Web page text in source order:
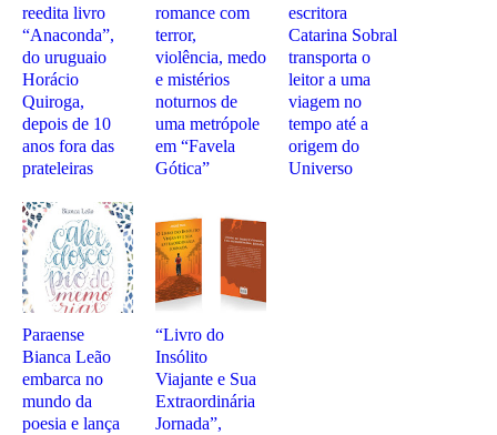
reedita livro
“Anaconda”,
do uruguaio
Horácio
Quiroga,
depois de 10
anos fora das
prateleiras
romance com
terror,
violência, medo
e mistérios
noturnos de
uma metrópole
em “Favela
Gótica”
escritora
Catarina Sobral
transporta o
leitor a uma
viagem no
tempo até a
origem do
Universo
Paraense
Bianca Leão
embarca no
mundo da
poesia e lança
“Livro do
Insólito
Viajante e Sua
Extraordinária
Jornada”,